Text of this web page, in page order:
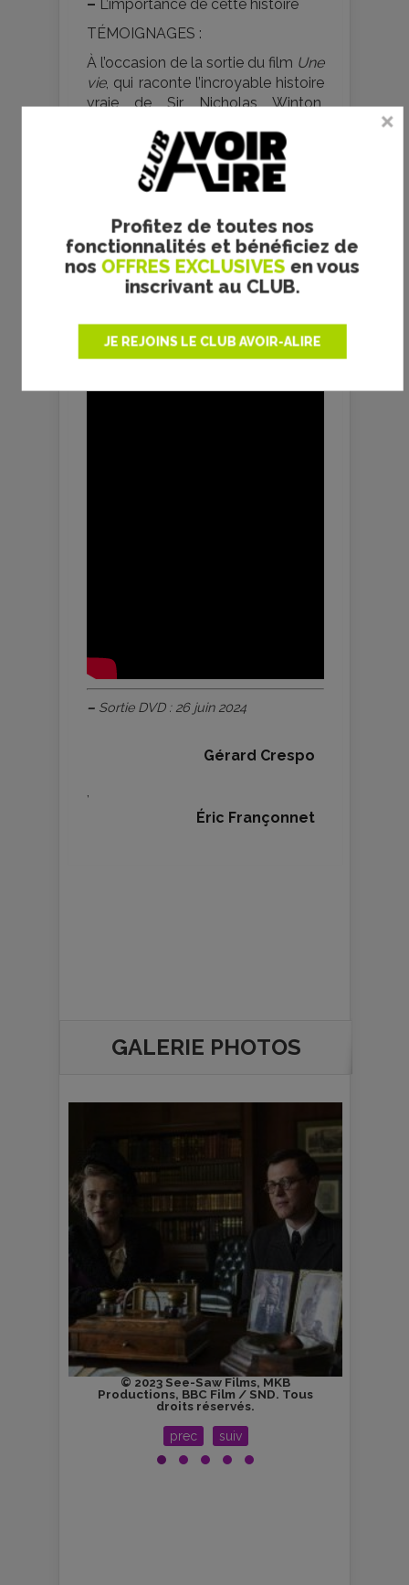
Profitez de toutes nos
fonctionnalités et bénéficiez de
nos OFFRES EXCLUSIVES en vous
inscrivant au CLUB.
JE REJOINS LE CLUB AVOIR-ALIRE
– L’importance de cette histoire
TÉMOIGNAGES :
À l’occasion de la sortie du film Une
vie, qui raconte l’incroyable histoire
vraie de Sir Nicholas Winton,
lui avant le déclenchement de la
Seconde Guerre mondiale ont été
invités à visionner ce qui est aussi
raconté ce qu’elles ont traversé,
ont évoqué leurs souvenirs et
expliqué l’importance d’en savoir
plus sur l’homme qui les a sauvés il
L’ensemble est très poignant.
– Sortie DVD : 26 juin 2024
Gérard Crespo
,
Éric Françonnet
GALERIE PHOTOS
© 2023 See-Saw Films, MKB
Productions, BBC Film / SND. Tous
droits réservés.
prec suiv